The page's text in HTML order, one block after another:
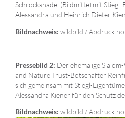
Schröcksnadel (Bildmitte) mit
Alessandra und Heinrich Dieter
Bildnachweis: wildbild / Abdruck
Pressebild 2: Der ehemalige
and Nature Trust-Botschafter
sich gemeinsam mit Stiegl-
Alessandra Kiener für den Schutz
Bildnachweis: wildbild / Abdruck